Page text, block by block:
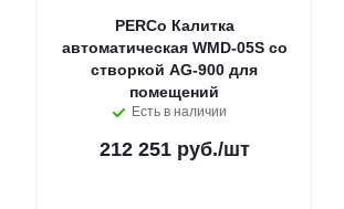
PERCo Калитка
автоматическая WMD-05S со
створкой AG-900 для
помещений
Есть в наличии
212 251 руб./шт